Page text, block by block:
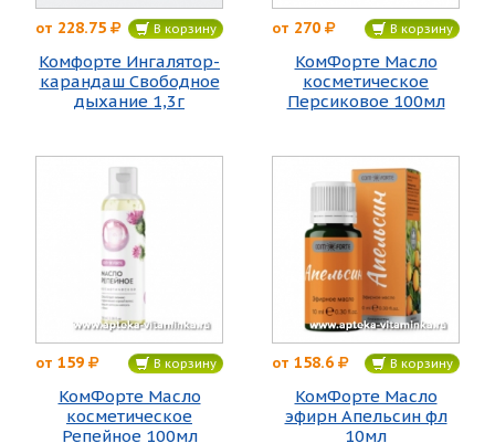
от 228.75 В корзину
Комфорте Ингалятор-
карандаш Свободное
дыхание 1,3г
от 270 В корзину
КомФорте Масло
косметическое
Персиковое 100мл
от 159 В корзину
КомФорте Масло
косметическое
Репейное 100мл
от 158.6 В корзину
КомФорте Масло
эфирн Апельсин фл
10мл